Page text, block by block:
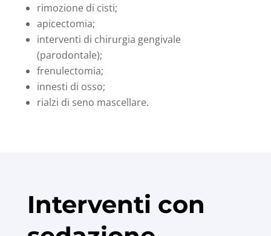
rimozione di cisti;
apicectomia;
interventi di chirurgia gengivale
(parodontale);
frenulectomia;
innesti di osso;
rialzi di seno mascellare.
Interventi con